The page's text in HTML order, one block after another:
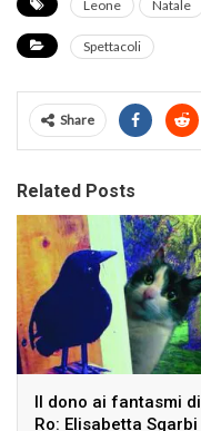
Leone Natale
Spettacoli
Share
Related Posts
Il dono ai fantasmi di
Ro: Elisabetta Sgarbi